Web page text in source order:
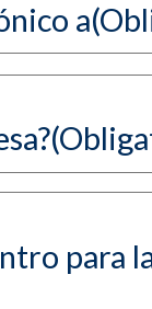
a
para